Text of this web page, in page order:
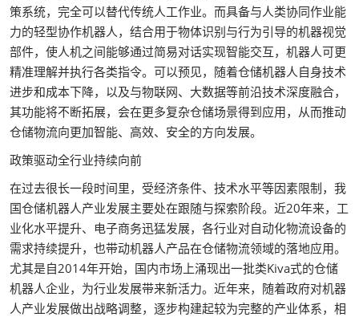
策系统，完全可以替代传统人工作业。而具备与人类协同作业能
力的轻型协作机器人，结合用于物体识别与行为引导的机器视觉
部件，使人机之间能够通过简易对话实现智能交互，机器人可更
精准理解并执行各类指令。可以预见，随着仓储机器人自身技术
进步和成本下降，以及与物联网、大数据等前沿技术深度融合，
其功能将不断拓展，会在更多复杂仓储场景得到应用，从而推动
仓储物流向更加智能、高效、安全的方向发展。
政策驱动全行业持续向前
在过去很长一段时间里，受经济条件、技术水平等因素限制，我
国仓储机器人产业发展主要处在跟随与探索阶段。近20年来，工
业化水平提升、电子商务迅猛发展，各行业对自动化物流设备的
需求持续提升，也带动机器人产品在仓储物流领域的落地应用。
尤其是自2014年开始，国内市场上涌现出一批类Kiva式的仓储
机器人企业，为行业发展带来新活力。近年来，随着政府对机器
人产业发展做出战略调整，逐步构建起较为完整的产业体系，相